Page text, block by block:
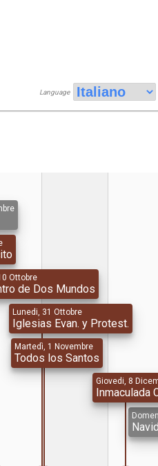
Language
Ottobre
de Dos Mundos
Lunedi, 31 Ottobre
Iglesias Evan. y Protest.
Martedì, 1 Novembre
Todos los Santos
Giovedi, 8
Inmaculada